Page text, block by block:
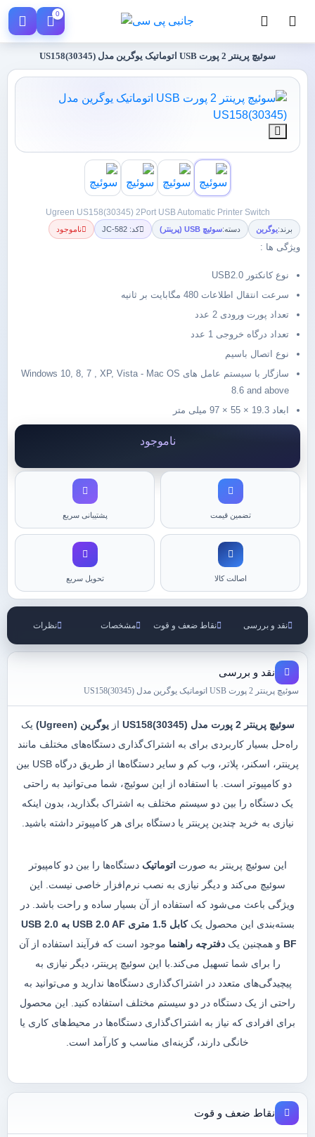
0
سوئیچ پرینتر 2 پورت USB اتوماتیک یوگرین مدل US158(30345)
Ugreen US158(30345) 2Port USB Automatic Printer Switch
برند:یوگرین دسته:سوئیچ USB (پرینتر) کد: JC-582 ناموجود
ویژگی ها :
نوع کانکتور USB2.0
سرعت انتقال اطلاعات 480 مگابایت بر ثانیه
تعداد پورت ورودی 2 عدد
تعداد درگاه خروجی 1 عدد
نوع اتصال باسیم
سازگار با سیستم عامل های Windows 10, 8, 7 , XP, Vista - Mac OS
8.6 and above
ابعاد 19.3 × 55 × 97 میلی متر
ناموجود
تضمین قیمت پشتیبانی سریع
اصالت کالا تحویل سریع
نقد و بررسی نقاط ضعف و قوت مشخصات نظرات
نقد و بررسی
سوئیچ پرینتر 2 پورت USB اتوماتیک یوگرین مدل US158(30345)
سوئیچ پرینتر 2 پورت مدل US158(30345) ازیوگرین (Ugreen)
یک
راه‌حل بسیار کاربردی برای به اشتراک‌گذاری دستگاه‌های مختلف مانند
پرینتر، اسکنر، پلاتر، وب کم و سایر دستگاه‌ها از طریق درگاه USB بین
دو کامپیوتر است. با استفاده از این سوئیچ، شما می‌توانید به راحتی
یک دستگاه را بین دو سیستم مختلف به اشتراک بگذارید، بدون اینکه
نیازی به خرید چندین پرینتر یا دستگاه برای هر کامپیوتر داشته باشید.
این سوئیچ پرینتر به صورت اتوماتیک دستگاه‌ها را بین دو کامپیوتر
سوئیچ می‌کند و دیگر نیازی به نصب نرم‌افزار خاصی نیست. این
ویژگی باعث می‌شود که استفاده از آن بسیار ساده و راحت باشد. در
بسته‌بندی این محصول یک
کابل 1.5 متری USB 2.0 AF به USB 2.0
BF و همچنین یکدفترچه راهنما موجود است که فرآیند استفاده از آن
را برای شما تسهیل می‌کند.با این سوئیچ پرینتر، دیگر نیازی به
پیچیدگی‌های متعدد در اشتراک‌گذاری دستگاه‌ها ندارید و می‌توانید به
راحتی از یک دستگاه در دو سیستم مختلف استفاده کنید. این محصول
برای افرادی که نیاز به اشتراک‌گذاری دستگاه‌ها در محیط‌های کاری یا
خانگی دارند، گزینه‌ای مناسب و کارآمد است.
نقاط ضعف و قوت